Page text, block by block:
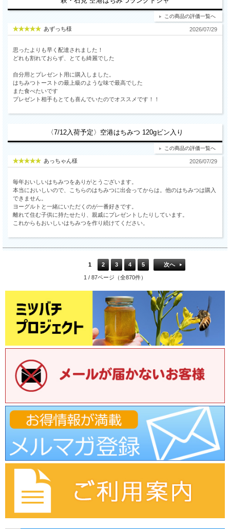
この商品の評価一覧へ
あずっち様 2026/07/29
思ったよりも早く配達されました！
どれも割れておらず、とても綺麗でした
自分用とプレゼント用に購入しました。
はちみつトーストの最上級のような味で最高でした
また食べたいです
プレゼント相手もとても喜んでいたのでオススメです！！
〈7/12入荷予定〉空港はちみつ 120gビン入り
この商品の評価一覧へ
あっちゃん様 2026/07/29
毎年おいしいはちみつをありがとうございます。
本当においしいので、こちらのはちみつに出会ってからは。他のはちみつは購入
できません。
ヨーグルトと一緒にいただくのが一番好きです。
離れて住む子供に持たせたり、親戚にプレゼントしたりしています。
これからもおいしいはちみつを作り続けてください。
1 2 3 4 5 次へ
1 / 87ページ（全870件）